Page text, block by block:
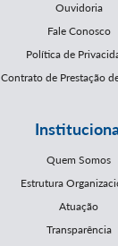
Ouvidoria
Fale Conosco
Política de
Contrato de Prestação
Quem Somos
Estrutura
Atuação
Transparência